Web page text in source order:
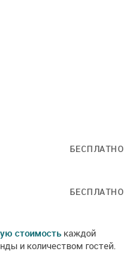
БЕСПЛАТНО
БЕСПЛАТНО
стоимость каждой
и количеством гостей.